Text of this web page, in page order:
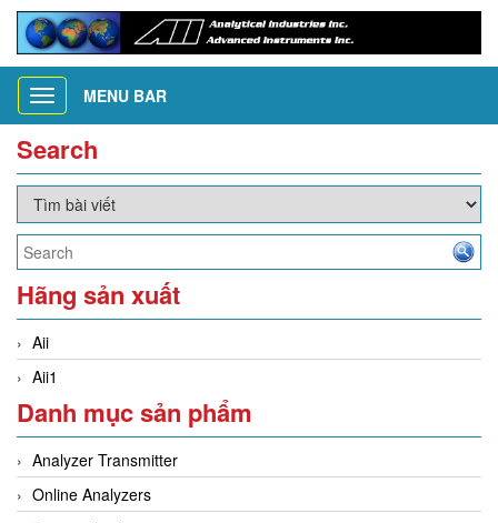
Toggle
navigation
MENU BAR
Search
Hãng sản xuất
Aii
Aii1
Danh mục sản phẩm
Analyzer Transmitter
Online Analyzers